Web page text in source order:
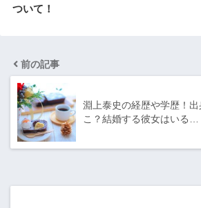
ついて！
前の記事
淵上泰史の経歴や学歴！
こ？結婚する彼女はいる…